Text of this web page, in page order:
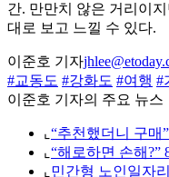
간. 만만치 않은 거리이
대로 보고 느낄 수 있다.
이준호 기자
#교동도 #강화도 #여행 #
이준호 기자의 주요 뉴스
⌞ “추천했더니 구매
⌞ “해로하면 손해?”
⌞ 민간형 노인일자